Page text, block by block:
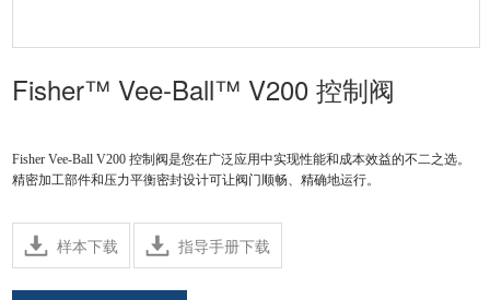
Fisher™ Vee-Ball™ V200 控制阀
Fisher Vee-Ball V200 控制阀是您在广泛应用中实现性能和成本效益的不二之选。
精密加工部件和压力平衡密封设计可让阀门顺畅、精确地运行。
样本下载 指导手册下载